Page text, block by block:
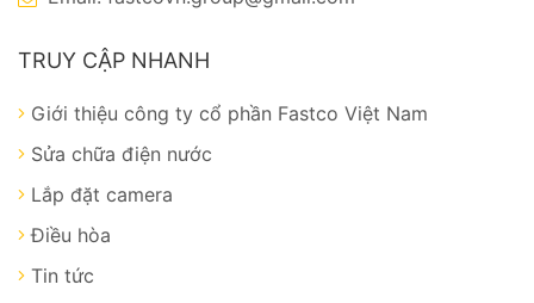
TRUY CẬP NHANH
Giới thiệu công ty cổ phần Fastco Việt Nam
Sửa chữa điện nước
Lắp đặt camera
Điều hòa
Tin tức